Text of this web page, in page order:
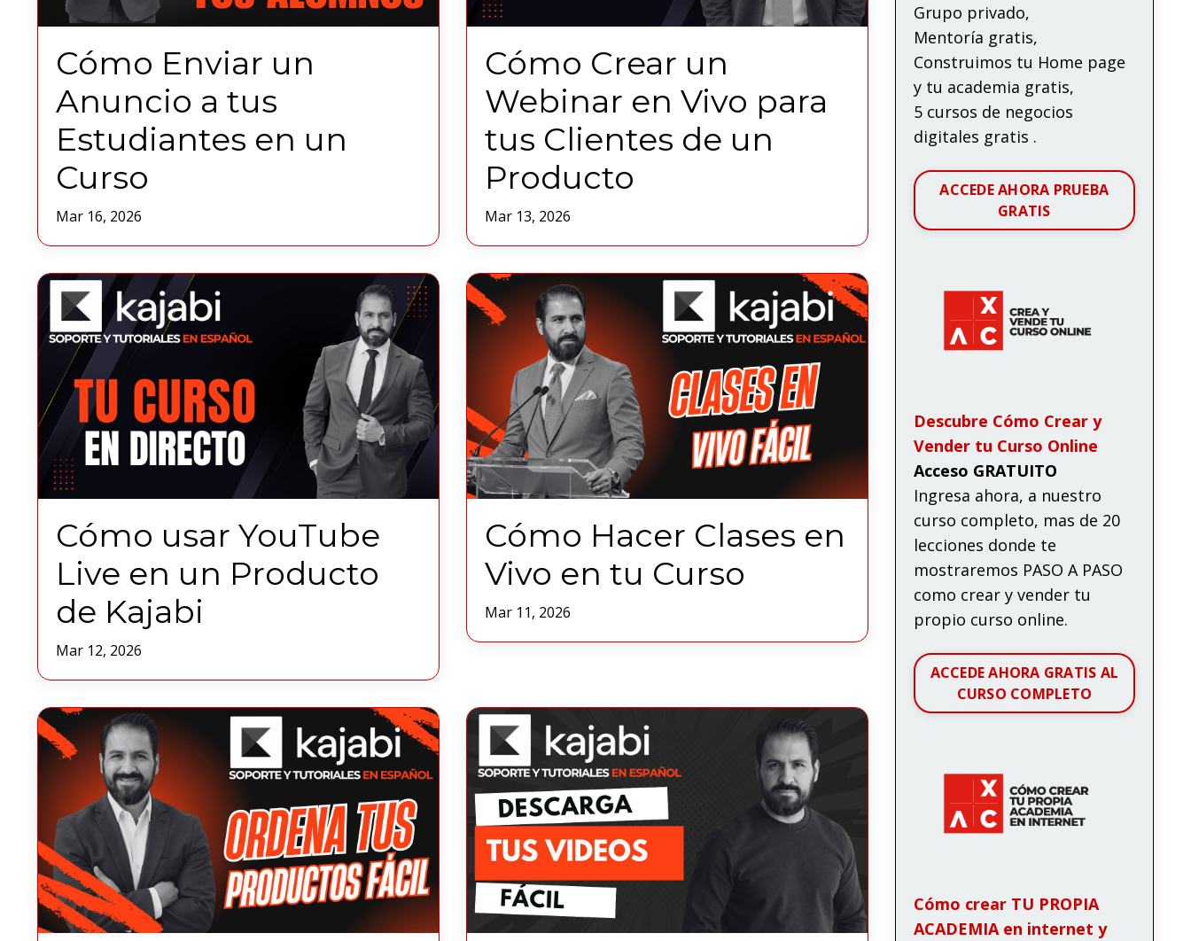
Cómo Enviar un
Anuncio a tus
Estudiantes en un
Curso
Mar 16, 2026
Cómo Crear un
Webinar en Vivo para
tus Clientes de un
Producto
Mar 13, 2026
Cómo usar YouTube
Live en un Producto
de Kajabi
Mar 12, 2026
Cómo Hacer Clases en
Vivo en tu Curso
Mar 11, 2026
Grupo privado,
Mentoría gratis,
Construimos tu Home page
y tu academia gratis,
5 cursos de negocios
digitales gratis .
ACCEDE AHORA PRUEBA
GRATIS
Descubre Cómo Crear y
Vender tu Curso Online
Acceso GRATUITO
Ingresa ahora, a nuestro
curso completo, mas de 20
lecciones donde te
mostraremos PASO A PASO
como crear y vender tu
propio curso online.
ACCEDE AHORA GRATIS AL
CURSO COMPLETO
Cómo crear TU PROPIA
ACADEMIA en internet y